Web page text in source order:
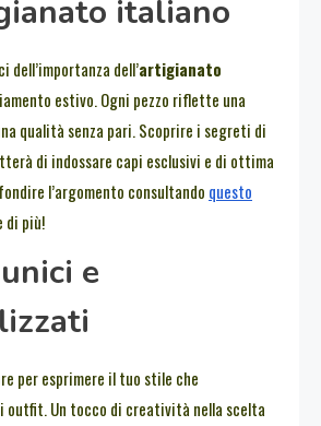
italiano
dell’importanza dell’artigianato
estivo. Ogni pezzo riflette una
qualità senza pari. Scoprire i segreti di
di indossare capi esclusivi e di ottima
l’argomento consultando questo
di più!
e
per esprimere il tuo stile che
outfit. Un tocco di creatività nella scelta